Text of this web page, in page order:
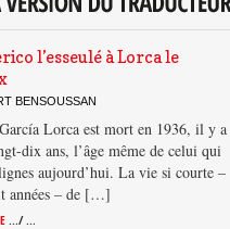
l’esseulé à Lorca le
BENSOUSSAN
Lorca est mort en 1936, il y a
dix ans, l’âge même de celui qui
aujourd’hui. La vie si courte –
années – de […]
.../ ...